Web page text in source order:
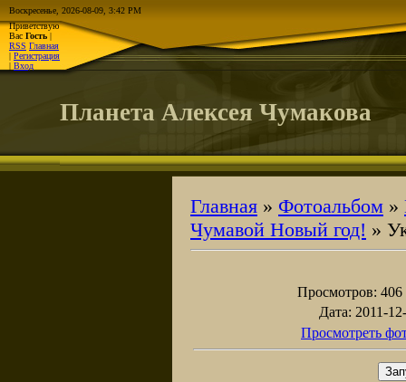
Воскресенье, 2026-08-09, 3:42 PM
Приветствую
Вас Гость |
RSS Главная
| Регистрация
| Вход
Планета Алексея Чумакова
Главная » Фотоальбом »
Чумавой Новый год! »
Просмотров:
Дата: 2011-
Просмотреть